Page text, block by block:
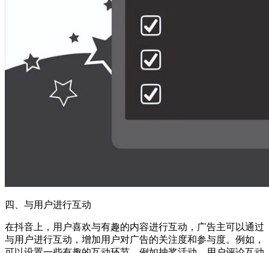
四、与用户进行互动
在抖音上，用户喜欢与有趣的内容进行互动，广告主可以通过
与用户进行互动，增加用户对广告的关注度和参与度。例如，